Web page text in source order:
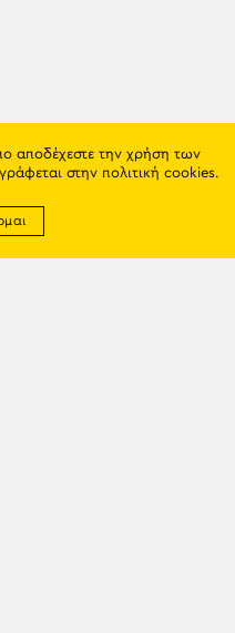
αποδέχεστε την χρήση των
στην πολιτική cookies.